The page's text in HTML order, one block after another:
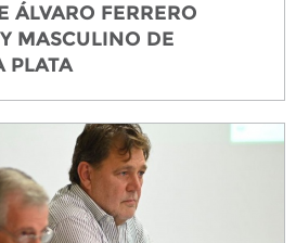
ÁLVARO FERRERO
MASCULINO DE
PLATA